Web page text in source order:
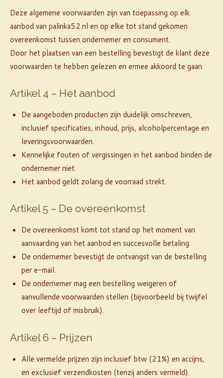
Deze algemene voorwaarden zijn van toepassing op elk
aanbod van palinka52.nl en op elke tot stand gekomen
overeenkomst tussen ondernemer en consument.
Door het plaatsen van een bestelling bevestigt de klant deze
voorwaarden te hebben gelezen en ermee akkoord te gaan.
Artikel 4 – Het aanbod
De aangeboden producten zijn duidelijk omschreven,
inclusief specificaties, inhoud, prijs, alcoholpercentage en
leveringsvoorwaarden.
Kennelijke fouten of vergissingen in het aanbod binden de
ondernemer niet.
Het aanbod geldt zolang de voorraad strekt.
Artikel 5 – De overeenkomst
De overeenkomst komt tot stand op het moment van
aanvaarding van het aanbod en succesvolle betaling.
De ondernemer bevestigt de ontvangst van de bestelling
per e-mail.
De ondernemer mag een bestelling weigeren of
aanvullende voorwaarden stellen (bijvoorbeeld bij twijfel
over leeftijd of misbruik).
Artikel 6 – Prijzen
Alle vermelde prijzen zijn inclusief btw (21%) en accijns,
en exclusief verzendkosten (tenzij anders vermeld).